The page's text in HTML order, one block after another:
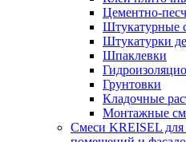
Цементно-
Штукатурные
Штукатурки
Шпаклевки
Грунтовки
Кладочные
Монтажные
Смеси KREISEL для